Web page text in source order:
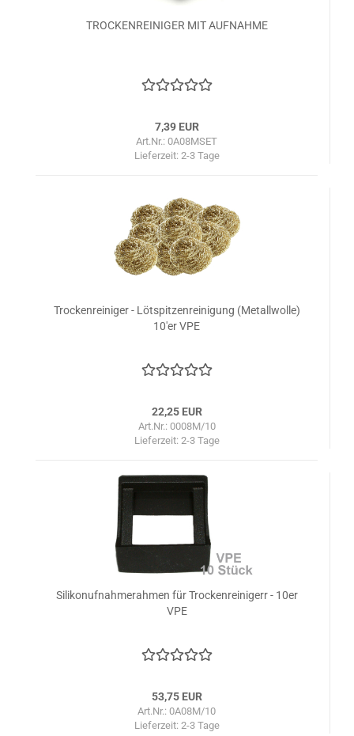
TROCKENREINIGER MIT AUFNAHME
7,39 EUR
Art.Nr.: 0A08MSET
Lieferzeit: 2-3 Tage
Trockenreiniger - Lötspitzenreinigung (Metallwolle)
10'er VPE
22,25 EUR
Art.Nr.: 0008M/10
Lieferzeit: 2-3 Tage
Silikonufnahmerahmen für Trockenreinigerr - 10er
VPE
53,75 EUR
Art.Nr.: 0A08M/10
Lieferzeit: 2-3 Tage